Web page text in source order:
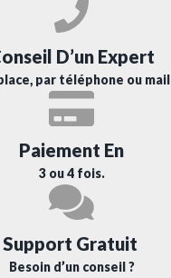
D’un Expert
par téléphone ou mail
Paiement En
3 ou 4 fois.
Support Gratuit
Besoin d’un conseil ?